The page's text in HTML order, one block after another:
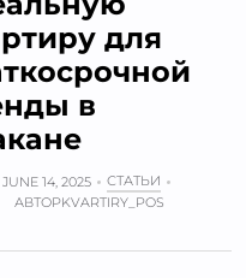
для
в
JUNE 14, 2025
СТАТЬИ
АВТОРKVARTIRY_POS